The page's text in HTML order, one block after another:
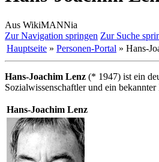
Aus WikiMANNia
Zur Navigation springen Zur Suche
Hauptseite » Personen-Portal » Hans-
Hans-Joachim Lenz (* 1947) ist ein
Sozialwissenschaftler und ein bekannter
Hans-Joachim Lenz